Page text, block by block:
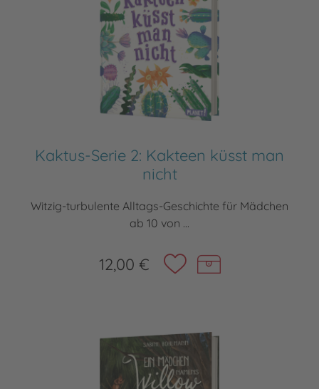
Kaktus-Serie 2: Kakteen küsst man
nicht
Witzig-turbulente Alltags-Geschichte für Mädchen
ab 10 von ...
12,00 €